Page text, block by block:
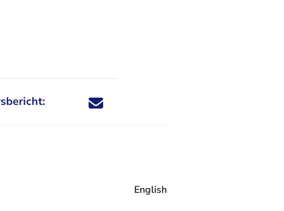
Deel dit nieuwsbericht via X - U verlaat
Deel dit nieuwsbericht via Facebook - U
Deel dit nieuwsbericht via e-mail
Deel dit nieuwsbericht via LinkedIn - U
English